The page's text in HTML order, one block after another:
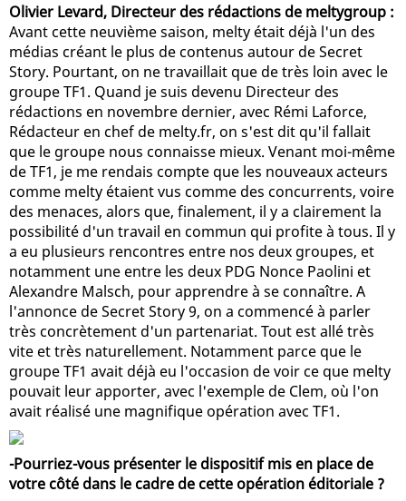
Olivier Levard, Directeur des rédactions de meltygroup :
Avant cette neuvième saison, melty était déjà l'un des
médias créant le plus de contenus autour de Secret
Story. Pourtant, on ne travaillait que de très loin avec le
groupe TF1. Quand je suis devenu Directeur des
rédactions en novembre dernier, avec Rémi Laforce,
Rédacteur en chef de melty.fr, on s'est dit qu'il fallait
que le groupe nous connaisse mieux. Venant moi-même
de TF1, je me rendais compte que les nouveaux acteurs
comme melty étaient vus comme des concurrents, voire
des menaces, alors que, finalement, il y a clairement la
possibilité d'un travail en commun qui profite à tous. Il y
a eu plusieurs rencontres entre nos deux groupes, et
notamment une entre les deux PDG Nonce Paolini et
Alexandre Malsch, pour apprendre à se connaître. A
l'annonce de Secret Story 9, on a commencé à parler
très concrètement d'un partenariat. Tout est allé très
vite et très naturellement. Notamment parce que le
groupe TF1 avait déjà eu l'occasion de voir ce que melty
pouvait leur apporter, avec l'exemple de Clem, où l'on
avait réalisé une magnifique opération avec TF1.
-Pourriez-vous présenter le dispositif mis en place de
votre côté dans le cadre de cette opération éditoriale ?